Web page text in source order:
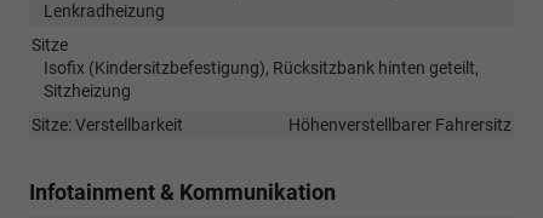
Lenkradheizung
Sitze
Isofix (Kindersitzbefestigung), Rücksitzbank hinten geteilt,
Sitzheizung
Sitze: Verstellbarkeit
Höhenverstellbarer Fahrersitz
Infotainment & Kommunikation